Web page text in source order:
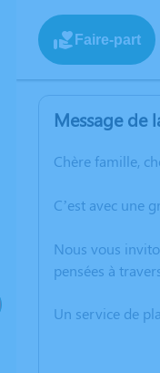
Faire-part
Message de
Chère famille,
C’est avec une
Nous vous
pensées à
Un service de